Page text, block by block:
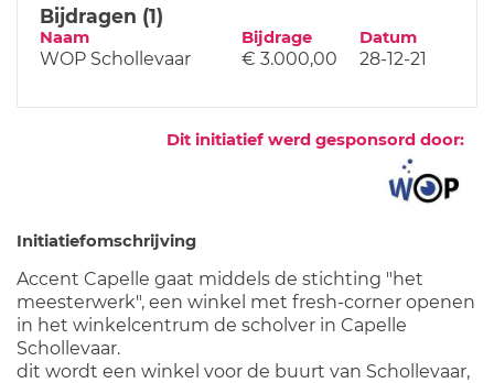
Bijdragen (1)
Naam Bijdrage Datum
WOP Schollevaar € 3.000,00 28-12-21
Dit initiatief werd gesponsord door:
Initiatiefomschrijving
Accent Capelle gaat middels de stichting "het
meesterwerk", een winkel met fresh-corner openen
in het winkelcentrum de scholver in Capelle
Schollevaar.
dit wordt een winkel voor de buurt van Schollevaar,